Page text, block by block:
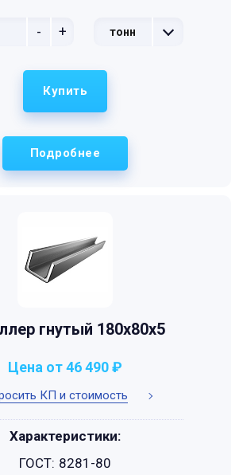
- + тонн
Подробнее
Купить
гнутый 180x80x5
КП и стоимость
Цена от 46 490 ₽
Характеристики:
ГОСТ: 8281-80